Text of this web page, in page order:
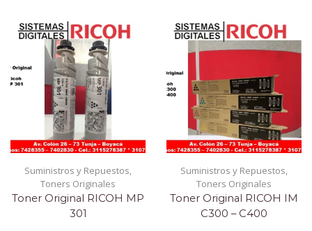
Suministros y Repuestos,
Toners Originales
Toner Original RICOH MP
301
Suministros y Repuestos,
Toners Originales
Toner Original RICOH IM
C300 – C400